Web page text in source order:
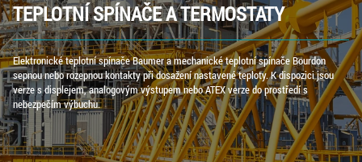
TEPLOTNÍ SPÍNAČE A TERMOSTATY
Elektronické teplotní spínače Baumer a mechanické teplotní spínače Bourdon
sepnou nebo rozepnou kontakty při dosažení nastavené teploty. K dispozici jsou
verze s displejem, analogovým výstupem nebo ATEX verze do prostředí s
nebezpečím výbuchu.